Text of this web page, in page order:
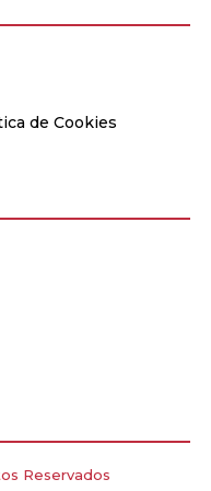
de Cookies
Reservados